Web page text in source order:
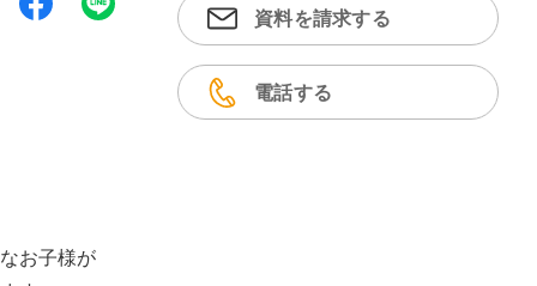
お子様が
資料を請求する
電話する